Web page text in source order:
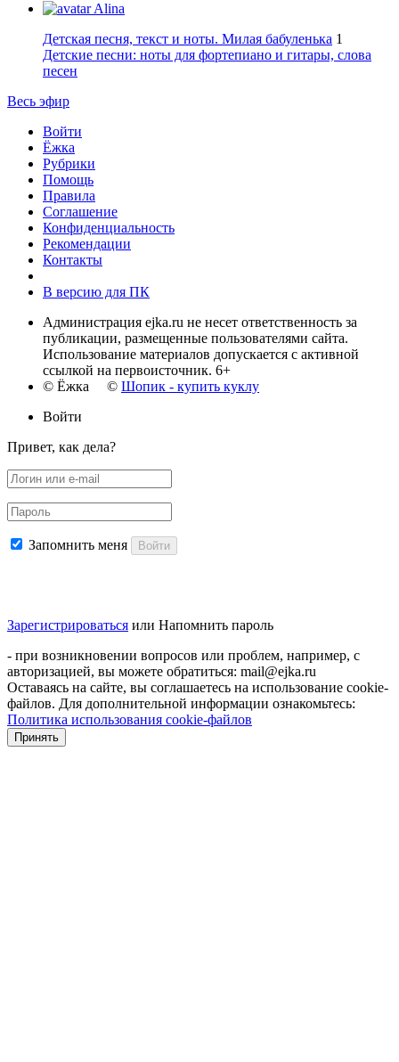
Alina
Детская песня, текст и ноты. Милая бабуленька 1
Детские песни: ноты для фортепиано и гитары, слова
песен
Весь эфир
Войти
Ёжка
Рубрики
Помощь
Правила
Соглашение
Конфиденциальность
Рекомендации
Контакты
В версию для ПК
Администрация ejka.ru не несет ответственность за
публикации, размещенные пользователями сайта.
Использование материалов допускается с активной
ссылкой на первоисточник. 6+
© Ёжка © Шопик - купить куклу
Войти
Привет, как дела?
Запомнить меня Войти
Зарегистрироваться или Напомнить пароль
- при возникновении вопросов или проблем, например, с
авторизацией, вы можете обратиться: mail@ejka.ru
Оставаясь на сайте, вы соглашаетесь на использование cookie-
файлов. Для дополнительной информации ознакомьтесь:
Политика использования cookie-файлов
Принять